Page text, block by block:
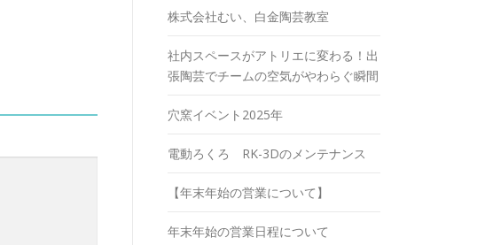
株式会社むい、白金陶芸教室
社内スペースがアトリエに変わる！出
張陶芸でチームの空気がやわらぐ瞬間
穴窯イベント2025年
電動ろくろ RK-3Dのメンテナンス
【年末年始の営業について】
年末年始の営業日程について